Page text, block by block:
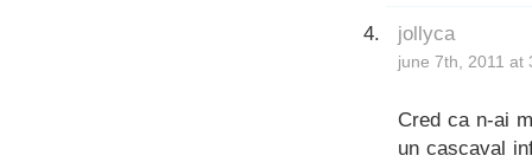
jollyca
june 7th, 2011 at
Cred ca n-ai
un cascaval